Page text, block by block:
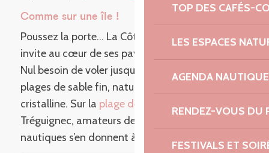
TOP DES CAFÉS-
LES ESPACES
AGENDA NAUTIQUE
RENDEZ-VOUS DU
FESTIVALS ET
Comme sur une île !
Poussez la porte… La Côte de Granit Rose vous
invite au cœur de ses paysages époustouflants.
Nul besoin de voler jusqu’à Hawaï pour trouver
plages de sable fin, nature luxuriante et eau
cristalline. Sur la plage de Trestel
Tréguignec, amateurs de bronzette et d’activités
nautiques s’en donnent à cœur joie !